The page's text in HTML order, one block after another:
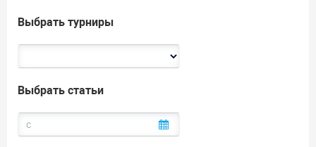
Выбрать турниры
Выбрать статьи